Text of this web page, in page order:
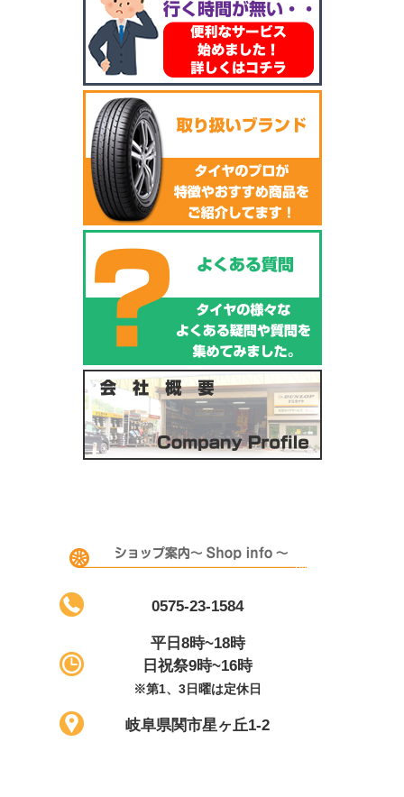
0575-23-1584
平日8時~18時
日祝祭9時~16時
※第1、3日曜は定休日
岐阜県関市星ヶ丘1-2